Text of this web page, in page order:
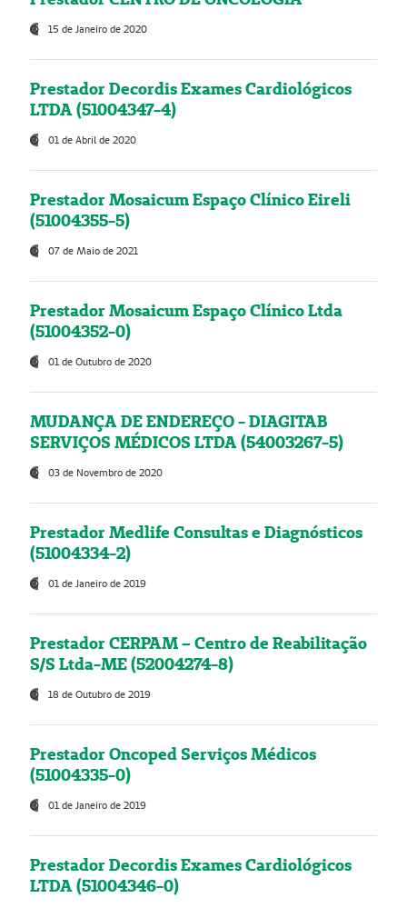
15 de Janeiro de 2020
Prestador Decordis Exames Cardiológicos
LTDA (51004347-4)
01 de Abril de 2020
Prestador Mosaicum Espaço Clínico Eireli
(51004355-5)
07 de Maio de 2021
Prestador Mosaicum Espaço Clínico Ltda
(51004352-0)
01 de Outubro de 2020
MUDANÇA DE ENDEREÇO - DIAGITAB
SERVIÇOS MÉDICOS LTDA (54003267-5)
03 de Novembro de 2020
Prestador Medlife Consultas e Diagnósticos
(51004334-2)
01 de Janeiro de 2019
Prestador CERPAM – Centro de Reabilitação
S/S Ltda-ME (52004274-8)
18 de Outubro de 2019
Prestador Oncoped Serviços Médicos
(51004335-0)
01 de Janeiro de 2019
Prestador Decordis Exames Cardiológicos
LTDA (51004346-0)